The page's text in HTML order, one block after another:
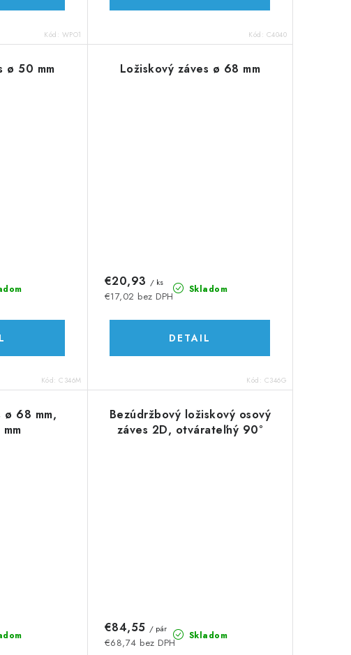
Kód: WPO1 Kód: C4040
ø 50 mm
Kód: C346M
Ložiskový záves ø 68 mm
Skladom
€17,02 bez DPH
€20,93 / ks
DETAIL
Kód: C346G
ø 68 mm,
Bezúdržbový ložiskový osový
záves 2D, otvárateľný 90°
Skladom
€68,74 bez DPH
€84,55 / pár